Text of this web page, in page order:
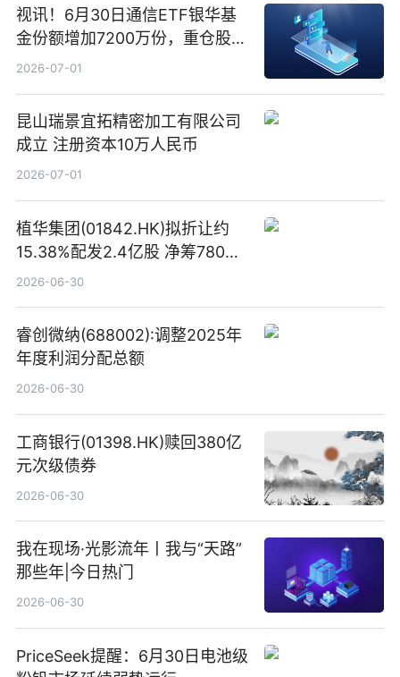
视讯！6月30日通信ETF银华基
金份额增加7200万份，重仓股新
易盛、中际旭创、立讯精密
2026-07-01
昆山瑞景宜拓精密加工有限公司
成立 注册资本10万人民币
2026-07-01
植华集团(01842.HK)拟折让约
15.38%配发2.4亿股 净筹780万
港元
2026-06-30
睿创微纳(688002):调整2025年
年度利润分配总额
2026-06-30
工商银行(01398.HK)赎回380亿
元次级债券
2026-06-30
我在现场·光影流年丨我与“天路”
那些年|今日热门
2026-06-30
PriceSeek提醒：6月30日电池级